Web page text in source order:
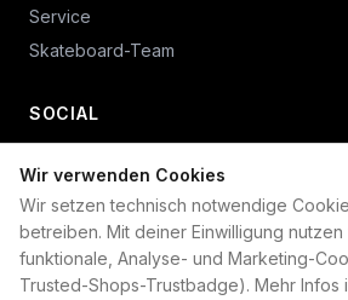
Wir verwenden Cookies
Wir setzen technisch notwendige
betreiben. Mit deiner Einwilligung nutzen
funktionale, Analyse- und Marketing-
Trusted-Shops-Trustbadge). Mehr Infos
Service
Skateboard-Team
SOCIAL
+49 234 687 00 38
shop@plan-b-funsport.de
Sichere Zahlung mit: